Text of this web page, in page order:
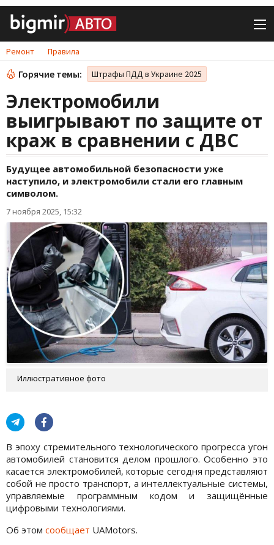
Ремонт Правила
Горячие темы: Штрафы ПДД в Украине 2025
Электромобили
выигрывают по защите от
краж в сравнении с ДВС
Будущее автомобильной безопасности уже
наступило, и электромобили стали его главным
символом.
7 ноября 2025, 15:32
Иллюстративное фото
В эпоху стремительного технологического прогресса угон
автомобилей становится делом прошлого. Особенно это
касается электромобилей, которые сегодня представляют
собой не просто транспорт, а интеллектуальные системы,
управляемые программным кодом и защищённые
цифровыми технологиями.
Об этом сообщает UAMotors.